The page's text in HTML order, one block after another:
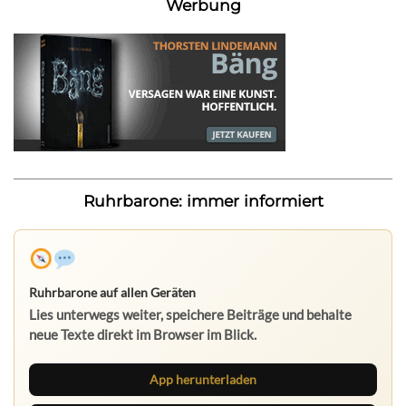
Werbung
Ruhrbarone: immer informiert
Ruhrbarone auf allen Geräten
Lies unterwegs weiter, speichere Beiträge und behalte
neue Texte direkt im Browser im Blick.
App herunterladen